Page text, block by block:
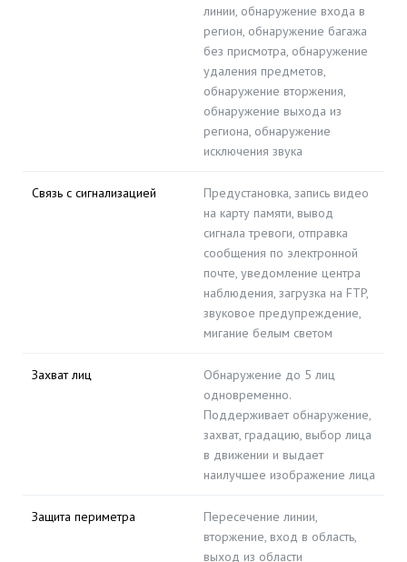
линии, обнаружение входа в
регион, обнаружение багажа
без присмотра, обнаружение
удаления предметов,
обнаружение вторжения,
обнаружение выхода из
региона, обнаружение
исключения звука
Связь с сигнализацией
Предустановка, запись видео
на карту памяти, вывод
сигнала тревоги, отправка
сообщения по электронной
почте, уведомление центра
наблюдения, загрузка на FTP,
звуковое предупреждение,
мигание белым светом
Захват лиц
Обнаружение до 5 лиц
одновременно.
Поддерживает обнаружение,
захват, градацию, выбор лица
в движении и выдает
наилучшее изображение лица
Защита периметра
Пересечение линии,
вторжение, вход в область,
выход из области